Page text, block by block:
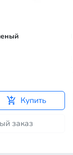
Купить
заказ